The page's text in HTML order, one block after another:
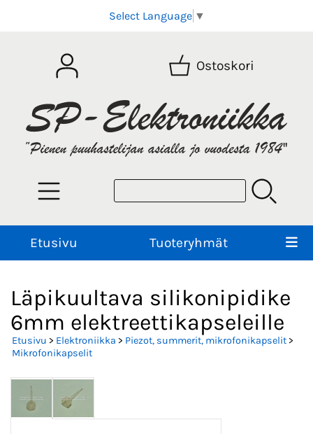
Select Language ▼
Ostoskori
Etusivu Tuoteryhmät
Läpikuultava silikonipidike
6mm elektreettikapseleille
Etusivu > Elektroniikka > Piezot, summerit, mikrofonikapselit>
Mikrofonikapselit